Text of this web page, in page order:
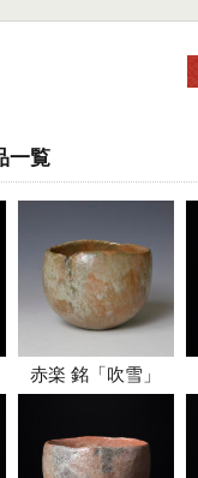
一覧
赤楽 銘「吹雪」